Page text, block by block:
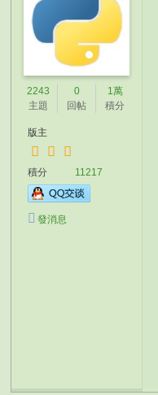
2243
主題
0
回帖
1萬
積分
版主
積分 11217
發消息